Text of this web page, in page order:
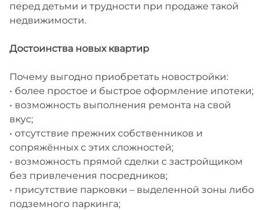
перед детьми и трудности при продаже такой
недвижимости.
Достоинства новых квартир
Почему выгодно приобретать новостройки:
• более простое и быстрое оформление ипотеки;
• возможность выполнения ремонта на свой
вкус;
• отсутствие прежних собственников и
сопряжённых с этих сложностей;
• возможность прямой сделки с застройщиком
без привлечения посредников;
• присутствие парковки – выделенной зоны либо
подземного паркинга;